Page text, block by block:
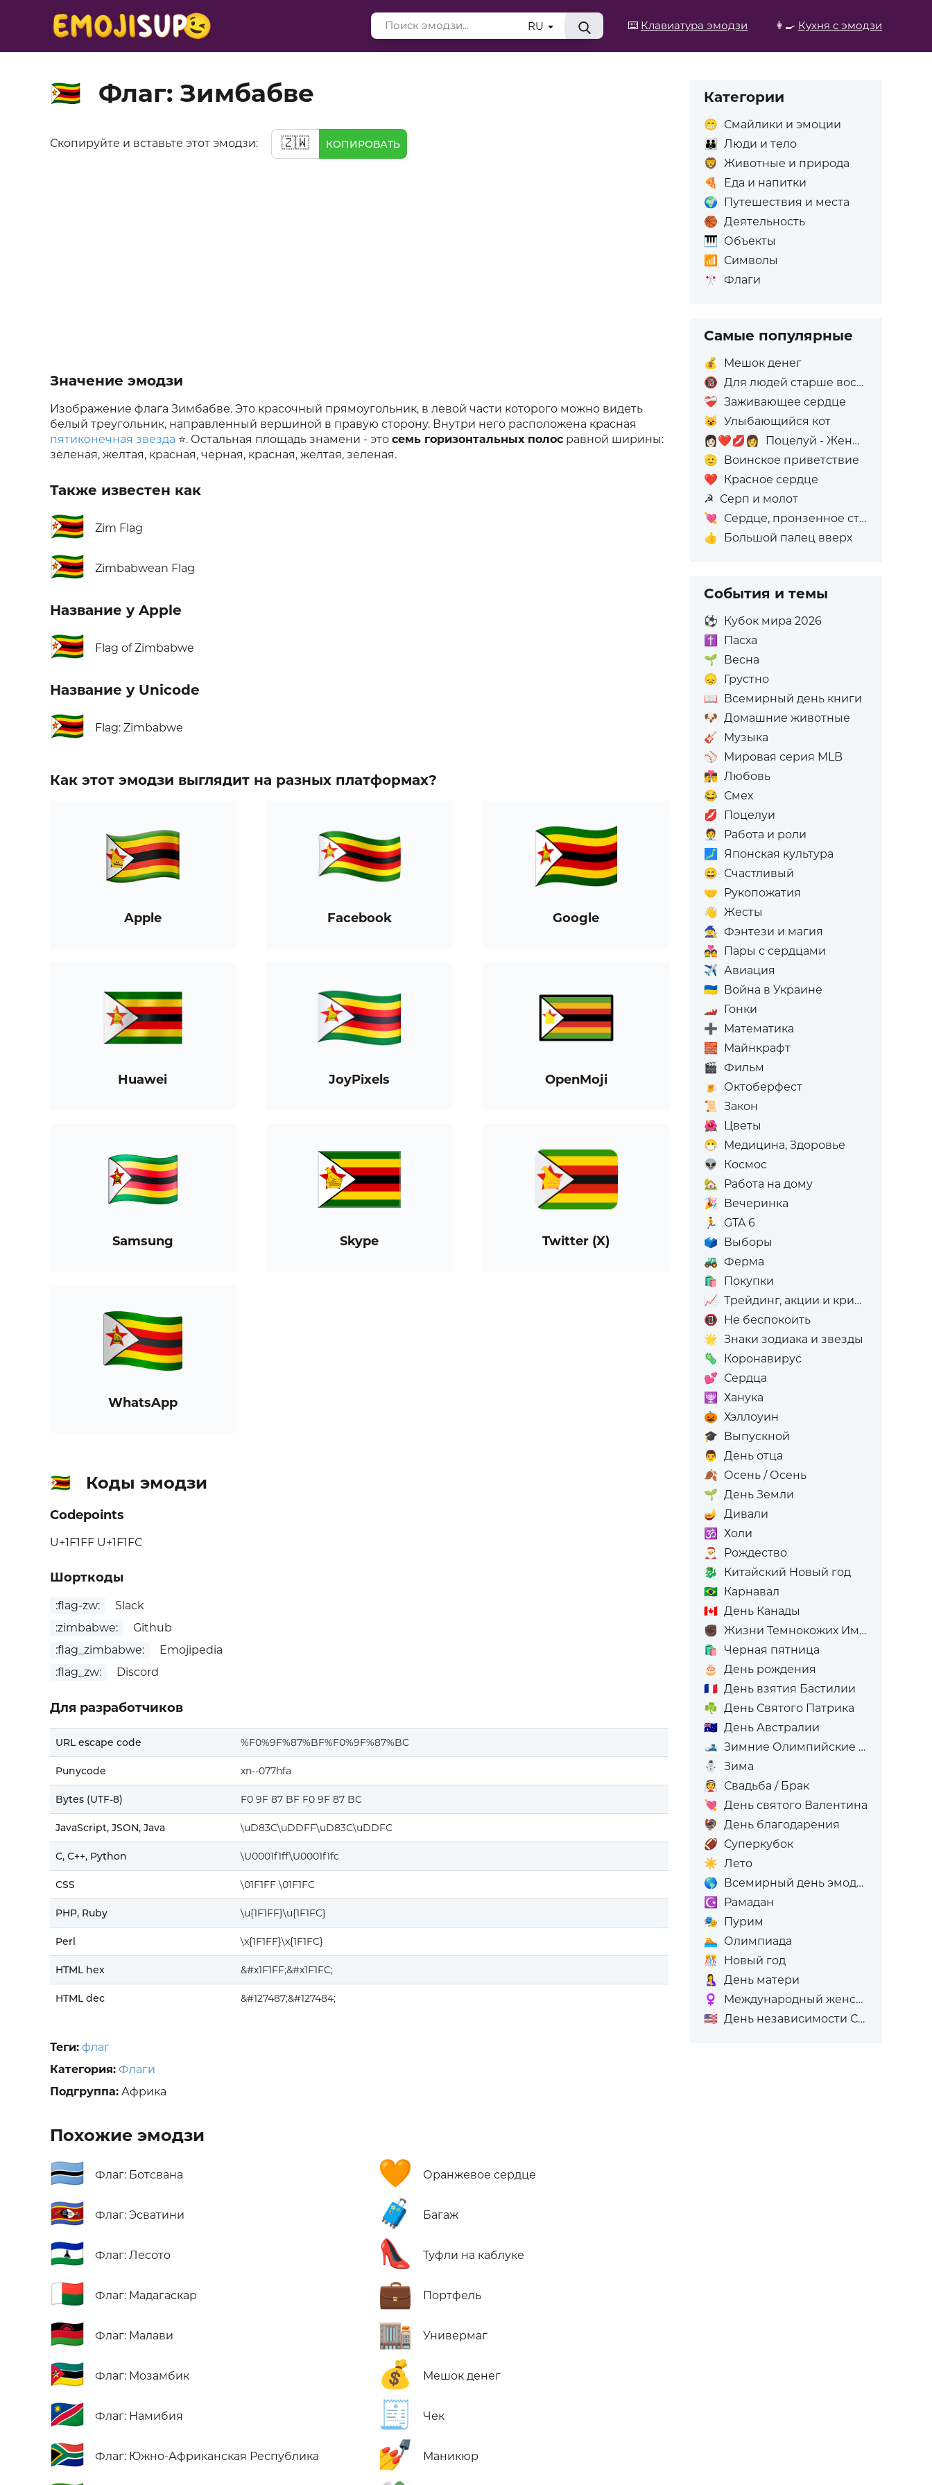
⌨️ Клавиатура эмодзи 👩‍🍳 Кухня с эмодзи
RU
🇿🇼 Флаг: Зимбабве
Скопируйте и вставьте этот эмодзи: 🇿🇼 КОПИРОВАТЬ
Значение эмодзи
Изображение флага Зимбабве. Это красочный прямоугольник, в левой части которого можно видеть
белый треугольник, направленный вершиной в правую сторону. Внутри него расположена красная
пятиконечная звезда ⭐. Остальная площадь знамени - это семь горизонтальных полос равной ширины:
зеленая, желтая, красная, черная, красная, желтая, зеленая.
Также известен как
🇿🇼 Zim Flag
🇿🇼 Zimbabwean Flag
Название у Apple
🇿🇼 Flag of Zimbabwe
Название у Unicode
🇿🇼 Flag: Zimbabwe
Как этот эмодзи выглядит на разных платформах?
Apple Facebook Google
Huawei JoyPixels OpenMoji
Samsung Skype Twitter (X)
WhatsApp
🇿🇼 Коды эмодзи
Codepoints
U+1F1FF U+1F1FC
Шорткоды
:flag-zw:
Slack
:zimbabwe:
Github
:flag_zimbabwe:
Emojipedia
:flag_zw:
Discord
Для разработчиков
URL escape code %F0%9F%87%BF%F0%9F%87%BC
Punycode xn--077hfa
Bytes (UTF-8) F0 9F 87 BF F0 9F 87 BC
JavaScript, JSON, Java \uD83C\uDDFF\uD83C\uDDFC
C, C++, Python \U0001f1ff\U0001f1fc
CSS \01F1FF \01F1FC
PHP, Ruby \u{1F1FF}\u{1F1FC}
Perl \x{1F1FF}\x{1F1FC}
HTML hex &#x1F1FF;&#x1F1FC;
HTML dec &#127487;&#127484;
Теги: флаг
Категория: Флаги
Подгруппа: Африка
Похожие эмодзи
🇧🇼 Флаг: Ботсвана
🇸🇿 Флаг: Эсватини
🇱🇸 Флаг: Лесото
🇲🇬 Флаг: Мадагаскар
🇲🇼 Флаг: Малави
🇲🇿 Флаг: Мозамбик
🇳🇦 Флаг: Намибия
🇿🇦 Флаг: Южно-Африканская Республика
🧡 Оранжевое сердце
🧳 Багаж
👠 Туфли на каблуке
💼 Портфель
🏬 Универмаг
💰 Мешок денег
🧾 Чек
💅 Маникюр
Категории
😁 Смайлики и эмоции
👪
Люди и тело
🦁 Животные и природа
🍕
Еда и напитки
🌍 Путешествия и места
🏀 Деятельность
🎹 Объекты
📶
Символы
🎌 Флаги
Самые популярные
💰
Мешок денег
🔞 Для людей старше восемнадцати лет
❤️‍🩹 Заживающее сердце
😺 Улыбающийся кот
👩🏻‍❤️‍💋‍👩
Поцелуй - Женщина: Светлый тон кожи, Женщина: Без тона кожи
🫡 Воинское приветствие
❤️ Красное сердце
☭ Серп и молот
💘 Сердце, пронзенное стрелой
👍
Большой палец вверх
События и темы
⚽ Кубок мира 2026
✝️
Пасха
🌱 Весна
😞 Грустно
📖 Всемирный день книги
🐶 Домашние животные
🎸 Музыка
⚾ Мировая серия MLB
👩‍❤️‍💋‍👨 Любовь
😂 Смех
💋 Поцелуи
🧑‍💼
Работа и роли
🗾
Японская культура
😄 Счастливый
🤝 Рукопожатия
👋 Жесты
🧙 Фэнтези и магия
💑 Пары с сердцами
✈️ Авиация
🇺🇦 Война в Украине
🏎️ Гонки
➕ Математика
🧱 Майнкрафт
🎬 Фильм
🍺
Октоберфест
📜 Закон
🌺 Цветы
😷 Медицина, Здоровье
👽
Космос
🏡
Работа на дому
🎉 Вечеринка
🏃
GTA 6
🗳️ Выборы
🚜 Ферма
🛍️
Покупки
📈 Трейдинг, акции и криптовалюта
📵 Не беспокоить
🌟 Знаки зодиака и звезды
🦠 Коронавирус
💕 Сердца
🕎
Ханука
🎃 Хэллоуин
🎓 Выпускной
👨 День отца
🍂 Осень / Осень
🌱 День Земли
🪔 Дивали
🕉️
Холи
🎅
Рождество
🐉
Китайский Новый год
🇧🇷 Карнавал
🇨🇦 День Канады
✊🏿 Жизни Темнокожих Имеют Значение
🛍️
Черная пятница
🎂
День рождения
🇫🇷 День взятия Бастилии
☘️ День Святого Патрика
🇦🇺 День Австралии
🎿 Зимние Олимпийские игры
⛄
Зима
👰 Свадьба / Брак
💘 День святого Валентина
🦃 День благодарения
🏈 Суперкубок
☀️ Лето
🌎 Всемирный день эмодзи
☪️
Рамадан
🎭 Пурим
🏊 Олимпиада
🎊
Новый год
🤱
День матери
♀️
Международный женский день (8-е марта)
🇺🇸 День независимости США